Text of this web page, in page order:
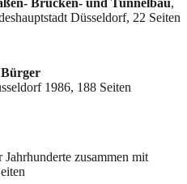
Düsseldorf, 22 Seiten
1986, 188 Seiten
zusammen mit